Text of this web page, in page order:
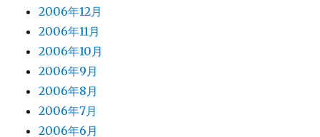
2006年12月
2006年11月
2006年10月
2006年9月
2006年8月
2006年7月
2006年6月